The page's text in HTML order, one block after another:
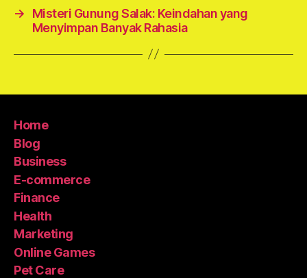
→
Misteri Gunung Salak: Keindahan yang
Menyimpan Banyak Rahasia
Home
Blog
Business
E-commerce
Finance
Health
Marketing
Online Games
Pet Care